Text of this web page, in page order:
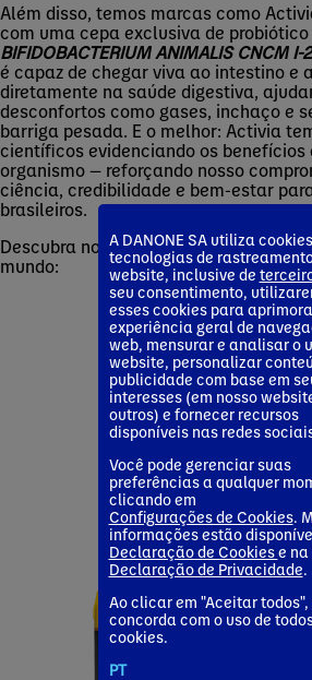
Além disso, temos marcas como
com uma cepa exclusiva de
BIFIDOBACTERIUM ANIMALIS CNCM I-
é capaz de chegar viva ao intestino e
diretamente na saúde digestiva,
desconfortos como gases, inchaço e
barriga pesada. E o melhor: Activia
científicos evidenciando os benefícios
organismo — reforçando nosso
ciência, credibilidade e bem-estar
brasileiros.
Descubra nossas mais recentes
mundo:
A DANONE SA utiliza
tecnologias de
website, inclusive de
seu consentimento,
esses cookies para
experiência geral de
web, mensurar e analisar o
website, personalizar
publicidade com base em
interesses (em nosso
outros) e fornecer recursos
disponíveis nas redes
Você pode gerenciar suas
preferências a qualquer
clicando em
Configurações de Cookies .
informações estão
Declaração de Cookiese na
Declaração de Privacidade
Ao clicar em "Aceitar todos",
concorda com o uso de
cookies.
PT